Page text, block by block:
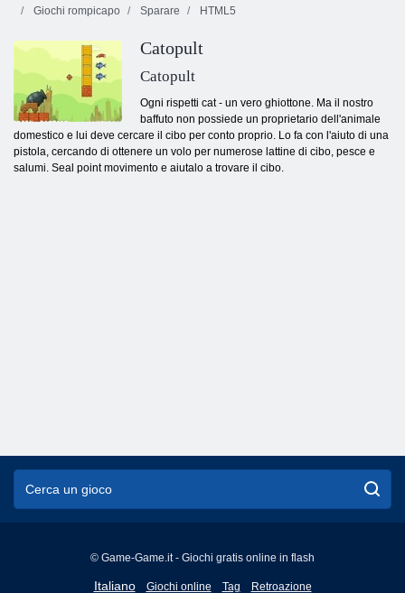
Giochi rompicapo
Sparare HTML5
Catopult
Catopult
Ogni rispetti cat - un vero ghiottone. Ma il nostro
baffuto non possiede un proprietario dell'animale
domestico e lui deve cercare il cibo per conto proprio. Lo fa con l'aiuto di una
pistola, cercando di ottenere un volo per numerose lattine di cibo, pesce e
salumi. Seal point movimento e aiutalo a trovare il cibo.
© Game-Game.it - Giochi gratis online in flash
Italiano
English
Giochi online Tag Retroazione